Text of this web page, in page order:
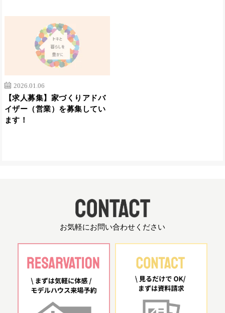
2026.01.06
【求人募集】家づくりアドバ
イザー（営業）を募集してい
ます！
お気軽にお問い合わせください